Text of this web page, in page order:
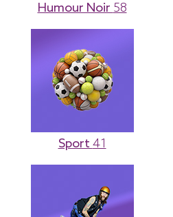
Humour Noir 58
Sport 41